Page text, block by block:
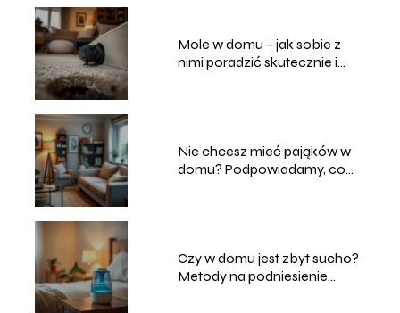
Mole w domu – jak sobie z
nimi poradzić skutecznie i
Nie chcesz mieć pająków w
domu? Podpowiadamy, co
Czy w domu jest zbyt sucho?
Metody na podniesienie